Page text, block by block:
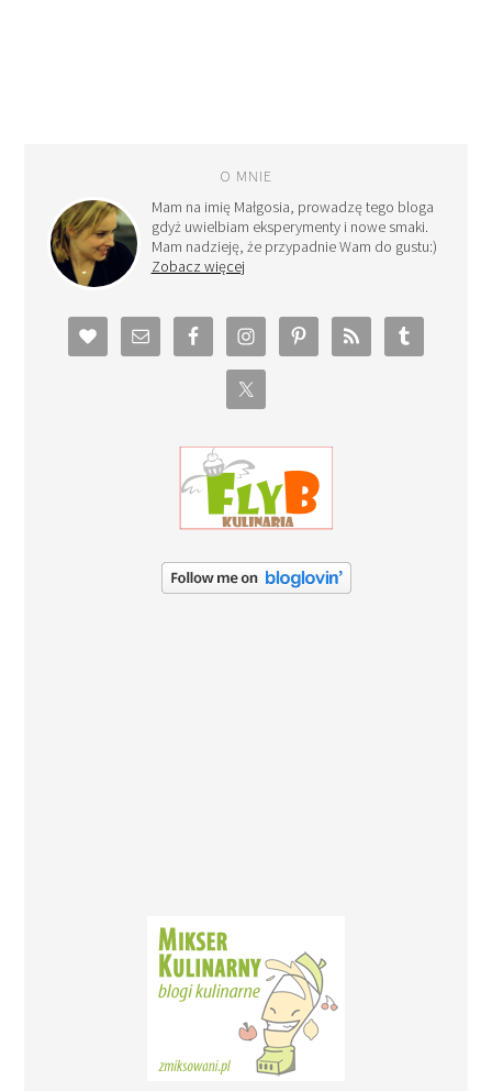
O MNIE
Mam na imię Małgosia, prowadzę tego bloga
gdyż uwielbiam eksperymenty i nowe smaki.
Mam nadzieję, że przypadnie Wam do gustu:)
Zobacz więcej